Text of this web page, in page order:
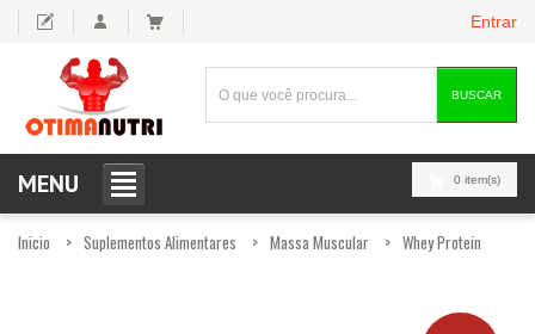
Entrar
BUSCAR
0 item(s)
MENU
Inicio Suplementos Alimentares Massa Muscular Whey Protein